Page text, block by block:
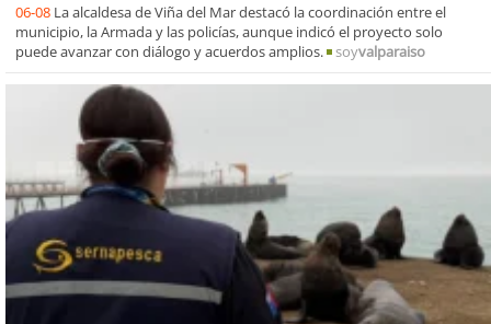
06-08 La alcaldesa de Viña del Mar destacó la coordinación entre el
municipio, la Armada y las policías, aunque indicó el proyecto solo
puede avanzar con diálogo y acuerdos amplios.
soyvalparaiso